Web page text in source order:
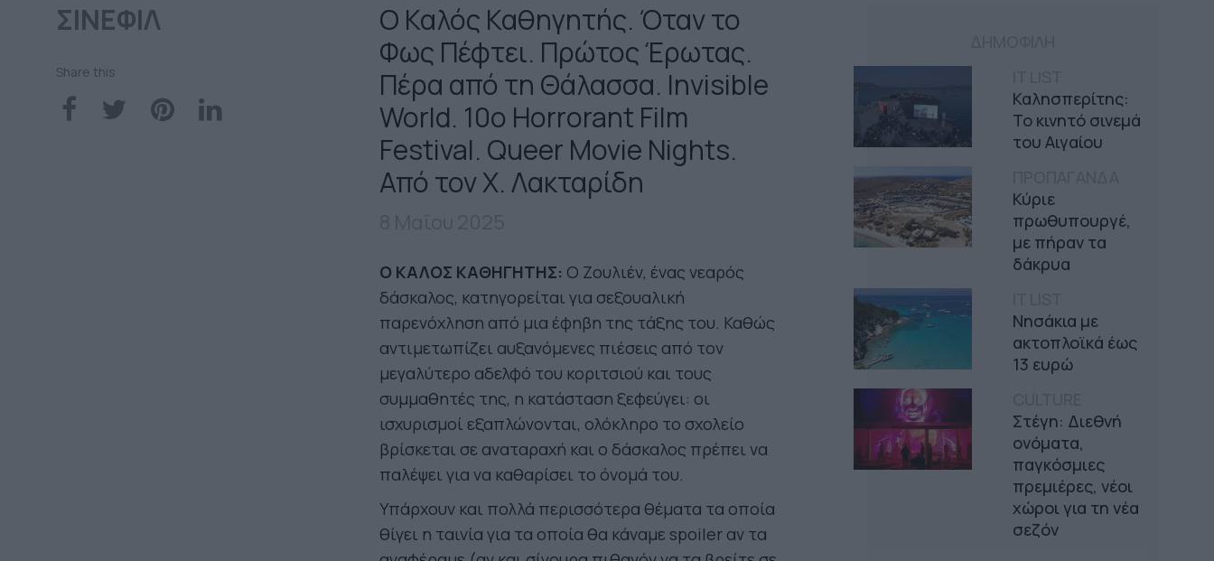
ΣΙΝΕΦΙΛ
Share this
Καλησπερίτης:
Το κινητό σινεμά
του Αιγαίου
Κύριε
πρωθυπουργέ,
με πήραν τα
δάκρυα
Νησάκια με
ακτοπλοϊκά έως
13 ευρώ
Στέγη: Διεθνή
ονόματα,
παγκόσμιες
πρεμιέρες, νέοι
χώροι για τη νέα
σεζόν
Ο Καλός Καθηγητής. Όταν το
Φως Πέφτει. Πρώτος Έρωτας.
Πέρα από τη Θάλασσα. Invisible
World. 10o Horrorant Film
Festival. Queer Movie Nights.
Από τον Χ. Λακταρίδη
Ο ΚΑΛΟΣ ΚΑΘΗΓΗΤΗΣ: Ο Ζουλιέν, ένας νεαρός
δάσκαλος, κατηγορείται για σεξουαλική
παρενόχληση από μια έφηβη της τάξης του. Καθώς
αντιμετωπίζει αυξανόμενες πιέσεις από τον
μεγαλύτερο αδελφό του κοριτσιού και τους
συμμαθητές της, η κατάσταση ξεφεύγει: οι
ισχυρισμοί εξαπλώνονται, ολόκληρο το σχολείο
βρίσκεται σε αναταραχή και ο δάσκαλος πρέπει να
παλέψει για να καθαρίσει το όνομά του.
Υπάρχουν και πολλά περισσότερα θέματα τα οποία
θίγει η ταινία για τα οποία θα κάναμε spoiler αν τα